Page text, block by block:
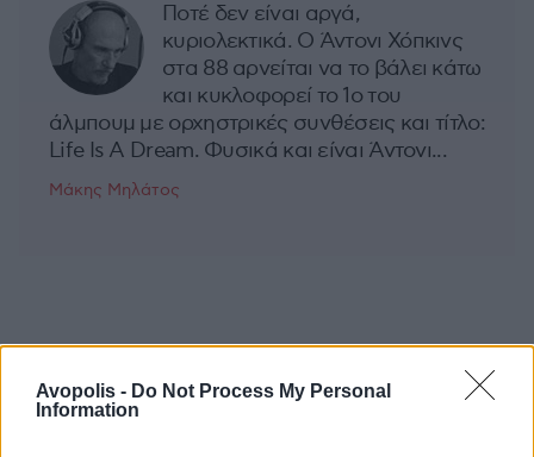
Avopolis - Do Not Process My Personal
Information
Ποτέ δεν είναι αργά,
κυριολεκτικά. Ο Άντονι Χόπκινς
στα 88 αρνείται να το βάλει κάτω
και κυκλοφορεί το 1ο του
άλμπουμ με ορχηστρικές συνθέσεις και τίτλο:
Life Is A Dream. Φυσικά και είναι Άντονι...
Μάκης Μηλάτος